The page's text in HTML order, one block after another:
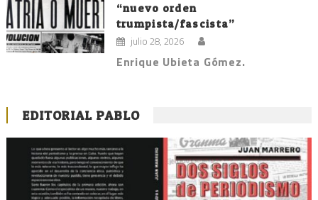
“nuevo orden
trumpista/fascista”
julio 28, 2026
Enrique Ubieta Gómez.
EDITORIAL PABLO